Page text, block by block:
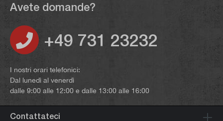
Avete domande?
+49 731 23232
I nostri orari telefonici:
Dal lunedì al venerdì
dalle 9:00 alle 12:00 e dalle 13:00 alle 16:00
Contattateci